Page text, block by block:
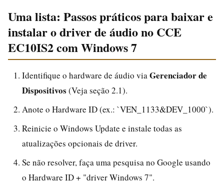
Uma lista: Passos práticos para baixar e
instalar o driver de áudio no CCE
EC10IS2 com Windows 7
Identifique o hardware de áudio via Gerenciador de
Dispositivos (Veja seção 2.1).
Anote o Hardware ID (ex.: `VEN_1133&DEV_1000`).
Reinicie o Windows Update e instale todas as
atualizações opcionais de driver.
Se não resolver, faça uma pesquisa no Google usando
o Hardware ID + "driver Windows 7".